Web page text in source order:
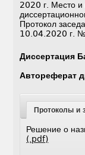
2020 г. Место и
Протокол
10.04.2020 г.
Диссертация
Автореферат
Протоколы и
Решение о
(.pdf)